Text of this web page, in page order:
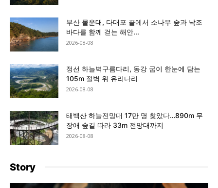
부산 몰운대, 다대포 끝에서 소나무 숲과 낙조
바다를 함께 걷는 해안...
2026-08-08
정선 하늘벽구름다리, 동강 굽이 한눈에 담는
105m 절벽 위 유리다리
2026-08-08
태백산 하늘전망대 17만 명 찾았다…890m 무
장애 숲길 따라 33m 전망대까지
2026-08-08
Story